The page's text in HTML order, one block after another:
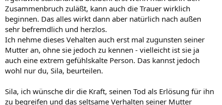
Zusammenbruch zuläßt, kann auch die Trauer wirklich
beginnen. Das alles wirkt dann aber natürlich nach außen
sehr befremdlich und herzlos.
Ich nehme dieses Vehalten auch erst mal zugunsten seiner
Mutter an, ohne sie jedoch zu kennen - vielleicht ist sie ja
auch eine extrem gefühlskalte Person. Das kannst jedoch
wohl nur du, Sila, beurteilen.
Sila, ich wünsche dir die Kraft, seinen Tod als Erlösung für ihn
zu begreifen und das seltsame Verhalten seiner Mutter